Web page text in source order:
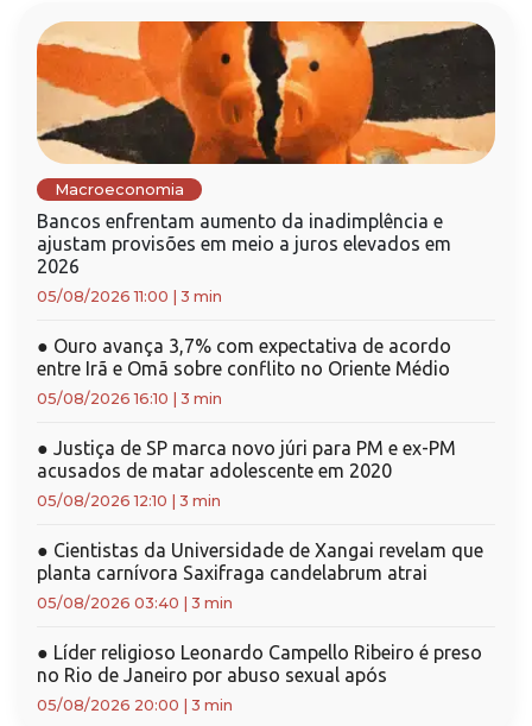
Macroeconomia
Bancos enfrentam aumento da inadimplência e
ajustam provisões em meio a juros elevados em
2026
05/08/2026 11:00 3 min
● Ouro avança 3,7% com expectativa de acordo
entre Irã e Omã sobre conflito no Oriente Médio
05/08/2026 16:10 3 min
● Justiça de SP marca novo júri para PM e ex-PM
acusados de matar adolescente em 2020
05/08/2026 12:10 3 min
● Cientistas da Universidade de Xangai revelam que
planta carnívora Saxifraga candelabrum atrai
05/08/2026 03:40 3 min
● Líder religioso Leonardo Campello Ribeiro é preso
no Rio de Janeiro por abuso sexual após
05/08/2026 20:00 3 min